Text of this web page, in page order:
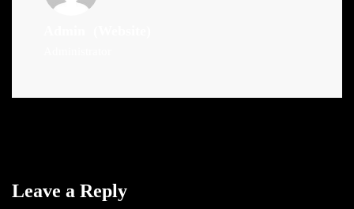
Leave a Reply